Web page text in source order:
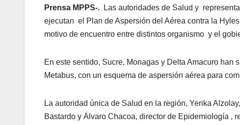
Prensa MPPS-.
Las autoridades de Salud y
ejecutan el Plan de Aspersión del Aérea contra la
motivo de encuentro entre distintos organismo y el
En este sentido, Sucre, Monagas y Delta Amacuro
Metabus, con un esquema de aspersión aérea para
La autoridad única de Salud en la región, Yerika
Bastardo y Álvaro Chacoa, director de Epidemiología ,